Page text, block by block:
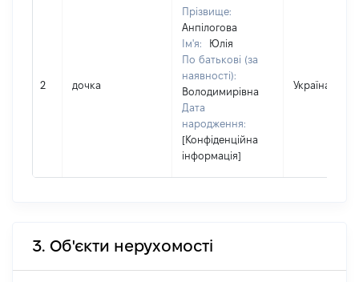
2 дочка
Прізвище:
Анпілогова
Ім'я:
Юлія
По батькові (за
наявності):
Володимирівна
Дата
народження:
[Конфіденційна
інформація]
Україна
3. Об'єкти нерухомості